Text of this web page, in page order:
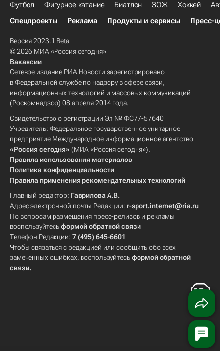
Футбол Фигурное катание Биатлон ЗОЖ Хоккей
Спецпроекты
Реклама Продукты и сервисы Пресс-
Версия 2023.1 Beta
© 2026 МИА «Россия сегодня»
Вакансии
Сетевое издание РИА Новости зарегистрировано
в Федеральной службе по надзору в сфере связи,
информационных технологий и массовых коммуникаций
(Роскомнадзор) 08 апреля 2014 года.
Свидетельство о регистрации Эл № ФС77-57640
Учредитель: Федеральное государственное унитарное
предприятие Международное информационное агентство
«Россия сегодня» (МИА «Россия сегодня»).
Правила использования материалов
Политика конфиденциальности
Правила применения рекомендательных технологий
Главный редактор: Гаврилова А.В.
Адрес электронной почты Редакции: r-sport.internet@ria.ru
По вопросам размещения пресс-релизов и рекламы
воспользуйтесьформой обратной связи
Телефон Редакции: 7 (495) 645-6601
Чтобы связаться с редакцией или сообщить обо всех
замеченных ошибках, воспользуйтесьформой обратной
связи.